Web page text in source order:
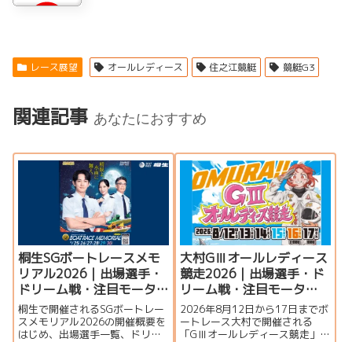
レース展望 オールレディース 住之江競艇 競艇G3
関連記事 あなたにおすすめ
桐生SGボートレースメモ
リアル2026｜出場選手・
ドリーム戦・注目モータ
ー・イベント情報まとめ
桐生で開催されるSGボートレー
スメモリアル2026の開催概要を
はじめ、出場選手一覧、ドリー
大村GⅢオールレディース
競走2026｜出場選手・ド
リーム戦・注目モータ
ー・イベント情報まとめ
2026年8月12日から17日までボ
ートレース大村で開催される
「GⅢオールレディース競走」の